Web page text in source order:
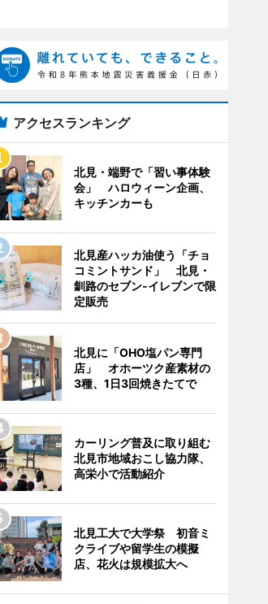
アクセスランキング
北見・端野で「習い事体験
会」 ハロウィーン企画、
キッチンカーも
北見産ハッカ油使う「チョ
コミントサンド」 北見・
釧路のセブン-イレブンで限
定販売
北見に「OHO塩パン専門
店」 オホーツク産素材の
3種、1日3回焼きたてで
カーリング普及に取り組む
北見市地域おこし協力隊、
高栄小で活動紹介
北見工大で大学祭 初音ミ
クライブや留学生の模擬
店、花火は規模拡大へ